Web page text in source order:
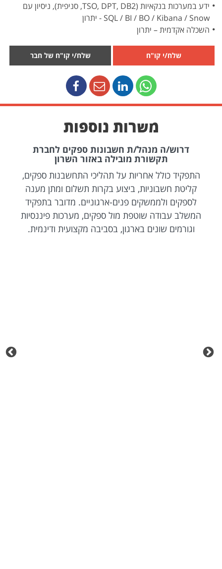
ידע במערכות בנקאיות (TSO, DPT, DB2, סניפית), ניסיון עם
SQL / BI / BO / Kibana / Snow - יתרון
השכלה אקדמית – יתרון
שלח/י קו"ח שלח/י קו"ח של חבר
משרות נוספות
דרוש/ה מנהל/ת חשבונות ספקים לחברת
תקשורת מובילה באזור השרון
התפקיד כולל אחריות על תהליכי התחשבנות ספקים,
קליטת חשבוניות, ביצוע בקרות תשלום ומתן מענה
לספקים ולממשקים פנים-ארגוניים. מדובר בתפקיד
המשלב עבודה שוטפת מול ספקים, מערכות פיננסיות
וגורמים שונים בארגון, בסביבה מקצועית ודינמית.